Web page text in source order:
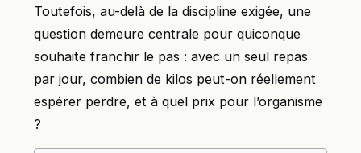
Toutefois, au-delà de la discipline exigée, une
question demeure centrale pour quiconque
souhaite franchir le pas : avec un seul repas
par jour, combien de kilos peut-on réellement
espérer perdre, et à quel prix pour l’organisme
?